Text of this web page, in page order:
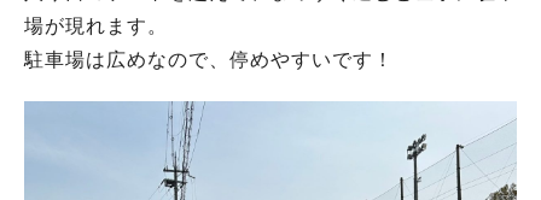
場が現れます。
駐車場は広めなので、停めやすいです！